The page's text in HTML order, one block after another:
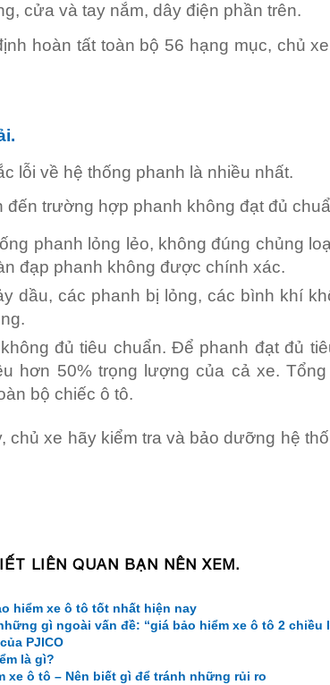
cửa và tay nắm, dây điện phần trên.
hoàn tất toàn bộ 56 hạng mục, chủ
lỗi về hệ thống phanh là nhiều nhất.
đến trường hợp phanh không đạt đủ
phanh lỏng lẻo, không đúng chủng
đạp phanh không được chính xác.
dầu, các phanh bị lỏng, các bình khí
đủ tiêu chuẩn. Để phanh đạt đủ
hơn 50% trọng lượng của cả xe.
bộ chiếc ô tô.
chủ xe hãy kiểm tra và bảo dưỡng hệ
LIÊN QUAN BẠN NÊN XEM.
hiểm xe ô tô tốt nhất hiện nay
gì ngoài vấn đề: “giá bảo hiểm xe ô tô 2 chiều
PJICO
là gì?
xe ô tô – Nên biết gì để tránh những rủi ro